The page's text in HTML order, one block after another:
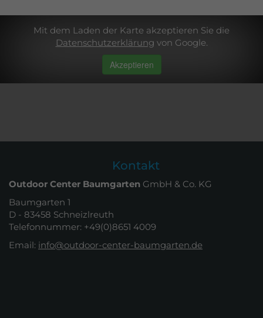
Mit dem Laden der Karte akzeptieren Sie die
Datenschutzerklärung von Google.
Akzeptieren
Kontakt
Outdoor Center Baumgarten GmbH & Co. KG
Baumgarten 1
D - 83458 Schneizlreuth
Telefonnummer: +49(0)8651 4009
Email: info@outdoor-center-baumgarten.de